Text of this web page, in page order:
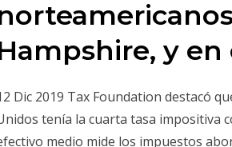
y en
Dic 2019 Tax Foundation destacó
tenía la cuarta tasa impositiva
medio mide los impuestos